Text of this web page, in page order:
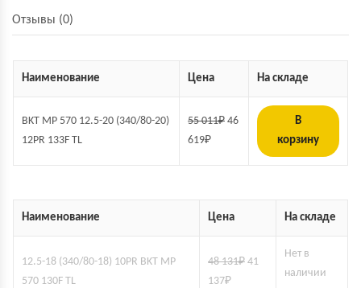
Отзывы (0)
Наименование Цена На складе
BKT MP 570 12.5-20 (340/80-20)
12PR 133F TL
55 011₽ 46
619₽
В
корзину
Наименование Цена На складе
12.5-18 (340/80-18) 10PR BKT MP
570 130F TL
48 131₽ 41
137₽
Нет в
наличии